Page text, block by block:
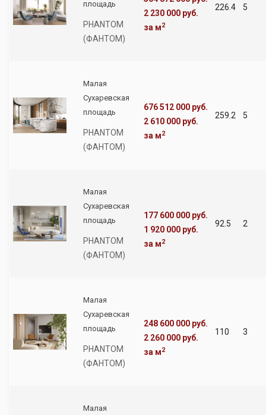
площадь
PHANTOM
(ФАНТОМ)
2 230 000 руб.
за м2
226.4 5
Малая
Сухаревская
площадь
PHANTOM
(ФАНТОМ)
676 512 000 руб.
2 610 000 руб.
за м2
259.2 5
Малая
Сухаревская
площадь
PHANTOM
(ФАНТОМ)
177 600 000 руб.
1 920 000 руб.
за м2
92.5 2
Малая
Сухаревская
площадь
PHANTOM
(ФАНТОМ)
248 600 000 руб.
2 260 000 руб.
за м2
110 3
Малая